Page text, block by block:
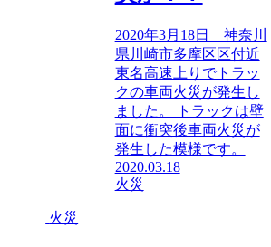
2020年3月18日 神奈川
県川崎市多摩区区付近
東名高速上りでトラッ
クの車両火災が発生し
ました。 トラックは壁
面に衝突後車両火災が
発生した模様です。
2020.03.18
火災
火災